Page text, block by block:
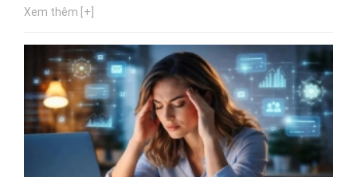
Xem thêm [+]